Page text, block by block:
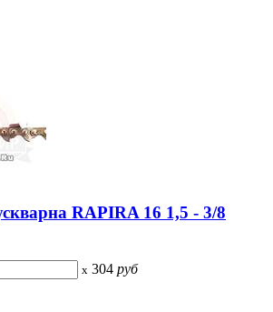
RAPIRA 16 1,5 - 3/8
x 304 руб